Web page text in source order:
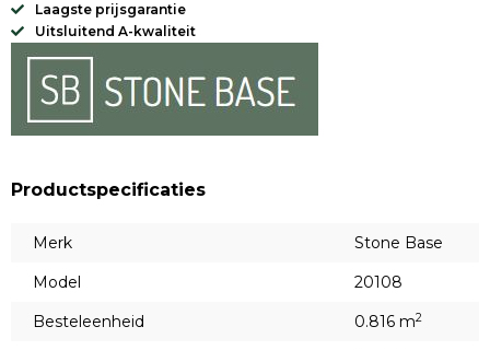
Laagste prijsgarantie
Uitsluitend A-kwaliteit
Productspecificaties
Merk
Stone Base
Model
20108
Besteleenheid
0.816 m2